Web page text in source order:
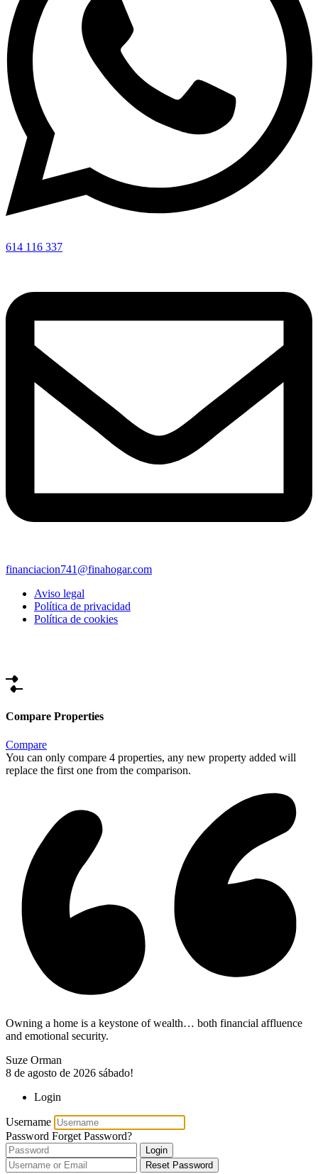
614 116 337
financiacion741@finahogar.com
Aviso legal
Política de privacidad
Política de cookies
Compare Properties
Compare
You can only compare 4 properties, any new property added will
replace the first one from the comparison.
Owning a home is a keystone of wealth… both financial affluence
and emotional security.
Suze Orman
8 de agosto de 2026 sábado!
Login
Username
Password Forget Password?
Login
Reset Password